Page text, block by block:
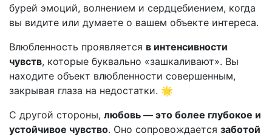
бурей эмоций, волнением и сердцебиением, когда
вы видите или думаете о вашем объекте интереса.
Влюбленность проявляется в интенсивности
чувств, которые буквально «зашкаливают». Вы
находите объект влюбленности совершенным,
закрывая глаза на недостатки. 🌟
С другой стороны, любовь — это более глубокое и
устойчивое чувство. Оно сопровождается заботой